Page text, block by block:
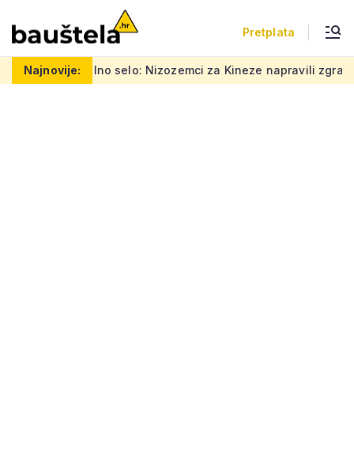
Pretplata
Najnovije:
vertikalno selo: Nizozemci za Kineze napravili zgradu koja